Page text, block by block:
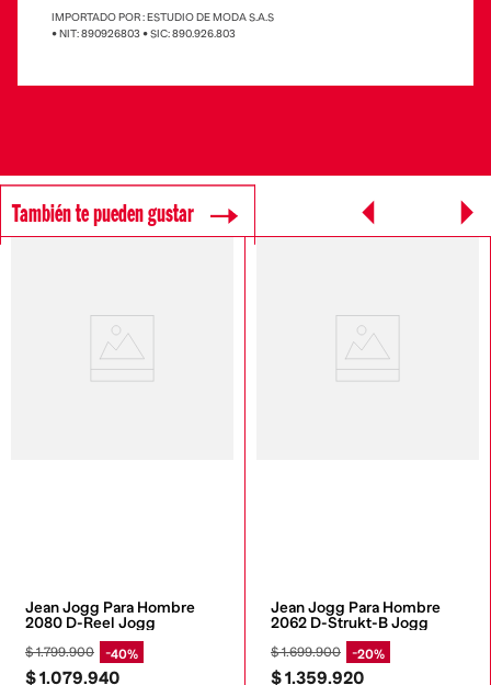
IMPORTADO POR : ESTUDIO DE MODA S.A.S
• NIT: 890926803 • SIC: 890.926.803
También te pueden gustar
Jean Jogg Para Hombre
2080 D-Reel Jogg
$1.799.900 40%
$1.079.940
Jean Jogg Para Hombre
2062 D-Strukt-B Jogg
$1.699.900 20%
$1.359.920